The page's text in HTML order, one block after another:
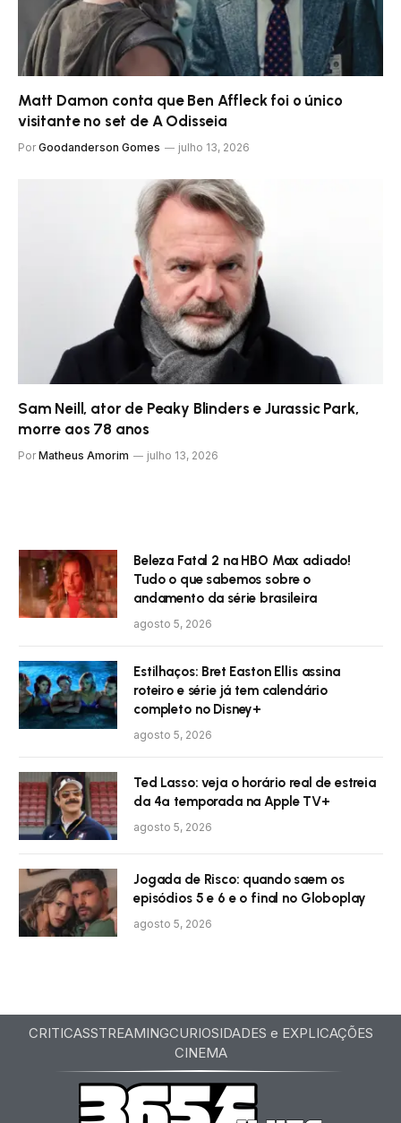
Matt Damon conta que Ben Affleck foi o único
visitante no set de A Odisseia
Por Goodanderson Gomes julho 13, 2026
Sam Neill, ator de Peaky Blinders e Jurassic Park,
morre aos 78 anos
Por Matheus Amorim julho 13, 2026
Beleza Fatal 2 na HBO Max adiado!
Tudo o que sabemos sobre o
andamento da série brasileira
agosto 5, 2026
Estilhaços: Bret Easton Ellis assina
roteiro e série já tem calendário
completo no Disney+
agosto 5, 2026
Ted Lasso: veja o horário real de estreia
da 4ª temporada na Apple TV+
agosto 5, 2026
Jogada de Risco: quando saem os
episódios 5 e 6 e o final no Globoplay
agosto 5, 2026
CRITICASSTREAMINGCURIOSIDADES e EXPLICAÇÕES
CINEMA